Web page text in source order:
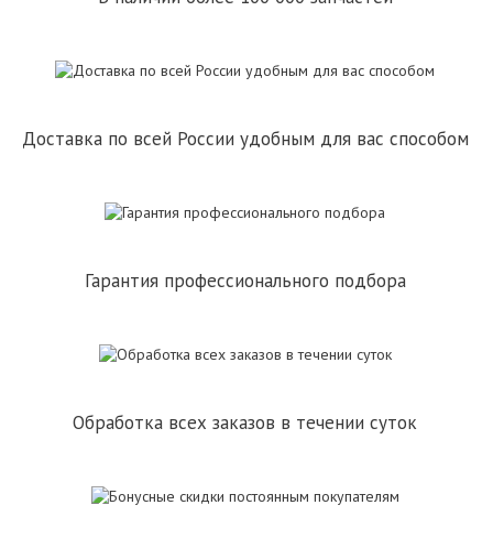
Доставка по всей России удобным для вас способом
Гарантия профессионального подбора
Обработка всех заказов в течении суток